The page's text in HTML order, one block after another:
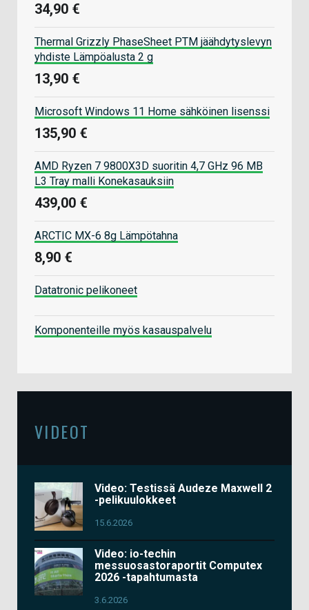
34,90 €
Thermal Grizzly PhaseSheet PTM jäähdytyslevyn
yhdiste Lämpöalusta 2 g
13,90 €
Microsoft Windows 11 Home sähköinen lisenssi
135,90 €
AMD Ryzen 7 9800X3D suoritin 4,7 GHz 96 MB
L3 Tray malli Konekasauksiin
439,00 €
ARCTIC MX-6 8g Lämpötahna
8,90 €
Datatronic pelikoneet
Komponenteille myös kasauspalvelu
VIDEOT
Video: Testissä Audeze Maxwell 2
-pelikuulokkeet
15.6.2026
Video: io-techin
messuosastoraportit Computex
2026 -tapahtumasta
3.6.2026